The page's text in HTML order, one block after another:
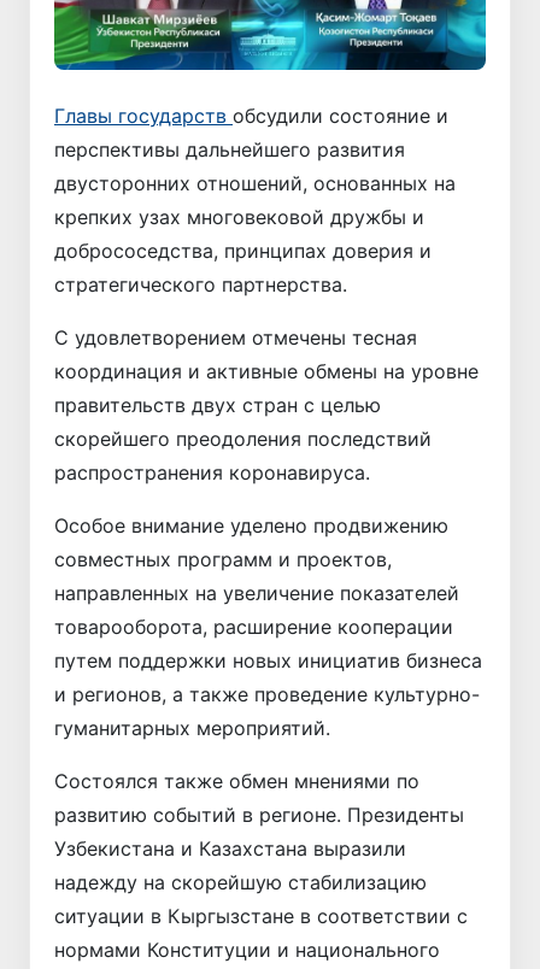
Главы государств обсудили состояние и
перспективы дальнейшего развития
двусторонних отношений, основанных на
крепких узах многовековой дружбы и
добрососедства, принципах доверия и
стратегического партнерства.
С удовлетворением отмечены тесная
координация и активные обмены на уровне
правительств двух стран с целью
скорейшего преодоления последствий
распространения коронавируса.
Особое внимание уделено продвижению
совместных программ и проектов,
направленных на увеличение показателей
товарооборота, расширение кооперации
путем поддержки новых инициатив бизнеса
и регионов, а также проведение культурно-
гуманитарных мероприятий.
Состоялся также обмен мнениями по
развитию событий в регионе. Президенты
Узбекистана и Казахстана выразили
надежду на скорейшую стабилизацию
ситуации в Кыргызстане в соответствии с
нормами Конституции и национального